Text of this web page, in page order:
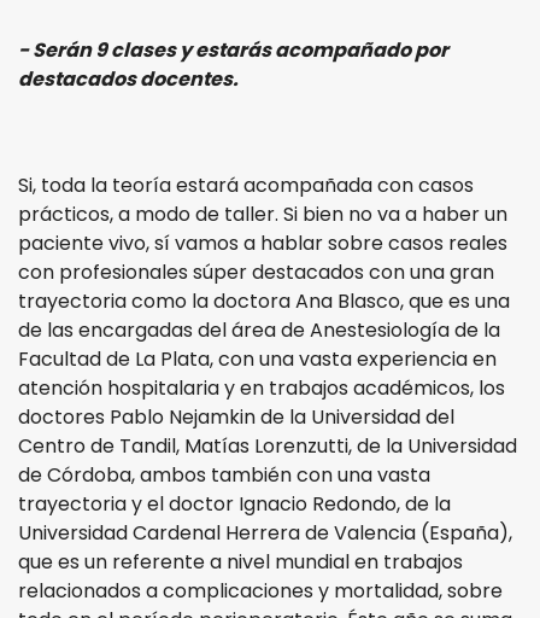
- Serán 9 clases y estarás acompañado por
destacados docentes.
Si, toda la teoría estará acompañada con casos
prácticos, a modo de taller. Si bien no va a haber un
paciente vivo, sí vamos a hablar sobre casos reales
con profesionales súper destacados con una gran
trayectoria como la doctora Ana Blasco, que es una
de las encargadas del área de Anestesiología de la
Facultad de La Plata, con una vasta experiencia en
atención hospitalaria y en trabajos académicos, los
doctores Pablo Nejamkin de la Universidad del
Centro de Tandil, Matías Lorenzutti, de la Universidad
de Córdoba, ambos también con una vasta
trayectoria y el doctor Ignacio Redondo, de la
Universidad Cardenal Herrera de Valencia (España),
que es un referente a nivel mundial en trabajos
relacionados a complicaciones y mortalidad, sobre